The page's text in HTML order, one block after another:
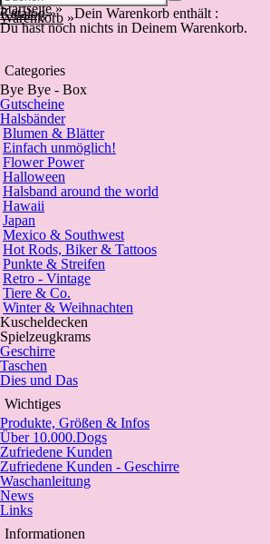
Startseite »
Katalog »
Warenkorb »Dein Warenkorb enthält :
Du hast noch nichts in Deinem Warenkorb.
Categories
Bye Bye - Box
Gutscheine
Halsbänder
Blumen & Blätter
Einfach unmöglich!
Flower Power
Halloween
Halsband around the world
Hawaii
Japan
Mexico & Southwest
Hot Rods, Biker & Tattoos
Punkte & Streifen
Retro - Vintage
Tiere & Co.
Winter & Weihnachten
Kuscheldecken
Spielzeugkrams
Geschirre
Taschen
Dies und Das
Wichtiges
Produkte, Größen & Infos
Über 10.000.Dogs
Zufriedene Kunden
Zufriedene Kunden - Geschirre
Waschanleitung
News
Links
Informationen